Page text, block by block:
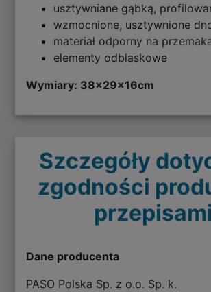
usztywniane gąbką,
wzmocnione, usztywnione
materiał odporny na
elementy odblaskowe
Wymiary: 38x29x16cm
Szczegóły
zgodności
przepisami
Dane producenta
PASO Polska Sp. z o.o. Sp. k.